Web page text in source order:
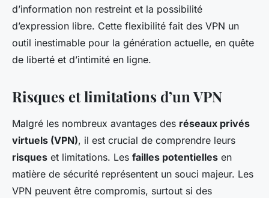
d’information non restreint et la possibilité
d’expression libre. Cette flexibilité fait des VPN un
outil inestimable pour la génération actuelle, en quête
de liberté et d’intimité en ligne.
Risques et limitations d’un VPN
Malgré les nombreux avantages des réseaux privés
virtuels (VPN), il est crucial de comprendre leurs
risques et limitations. Les failles potentielles en
matière de sécurité représentent un souci majeur. Les
VPN peuvent être compromis, surtout si des